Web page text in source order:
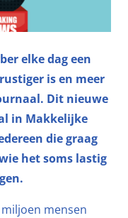
elke dag een
is en meer
Dit nieuwe
in Makkelijke
die graag
het soms lastig
mensen